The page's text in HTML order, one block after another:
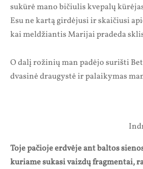
sukūrė mano bičiulis kvepalų
Esu ne kartą girdėjusi ir skaičiusi
kai meldžiantis Marijai pradeda
O dalį rožinių man padėjo surišti
dvasinė draugystė ir palaikymas
Toje pačioje erdvėje ant baltos
kuriame sukasi vaizdų fragmentai,